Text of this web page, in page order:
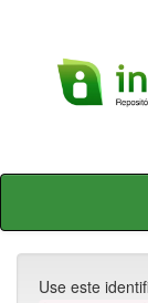
Skip
Use este